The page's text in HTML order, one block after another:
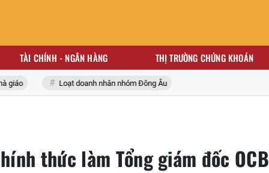
TÀI CHÍNH - NGÂN HÀNG THỊ TRƯỜNG CHỨNG KHOÁN
Loạt doanh nhân nhóm Đông Âu
thức làm Tổng giám đốc OCB